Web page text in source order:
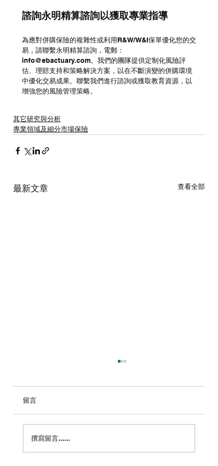
諮詢永明精算諮詢以獲取專業指導
為應對併購保險的複雜性或利用R&W/W&I保單優化您的交
易，請聯繫永明精算諮詢，電郵：
info@ebactuary.com。我們的團隊提供定制化風險評
估、理賠支持和策略解決方案，以在不斷演變的併購環境
中優化交易成果。聯繫我們進行諮詢或獲取教育資源，以
增強您的風險管理策略。
其它研究與分析
專業領域及細分市場保險
最新文章 查看全部
留言
撰寫留言......